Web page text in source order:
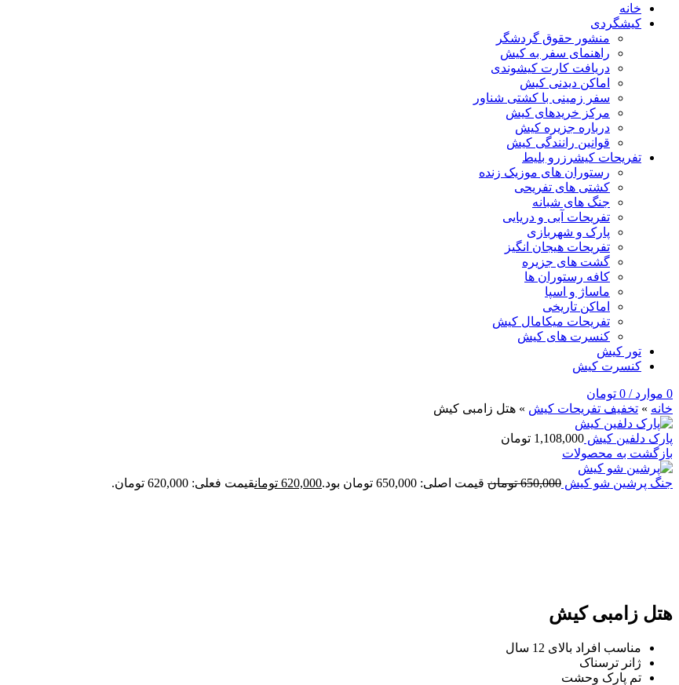
خانه
کیشگردی
منشور حقوق گردشگر
راهنمای سفر به کیش
دریافت کارت کیشوندی
اماکن دیدنی کیش
سفر زمینی با کشتی شناور
مرکز خریدهای کیش
درباره جزیره کیش
قوانین رانندگی کیش
تفریحات کیشرزرو بلیط
رستوران های موزیک زنده
کشتی های تفریحی
جنگ های شبانه
تفریحات آبی و دریایی
پارک و شهربازی
تفریحات هیجان انگیز
گشت های جزیره
کافه رستوران ها
ماساژ و اسپا
اماکن تاریخی
تفریحات میکامال کیش
کنسرت های کیش
تور کیش
کنسرت کیش
0 موارد /
0 تومان
خانه » تخفيف تفريحات کيش » هتل زامبی کیش
پارک دلفین کیش 1,108,000 تومان
بازگشت به محصولات
جنگ پرشین شو کیش 650,000 تومان قیمت اصلی: 650,000 تومان بود. 620,000 تومانقیمت فعلی: 620,000 تومان.
هتل زامبی کیش
مناسب افراد بالای 12 سال
ژانر ترسناک
تم پارک وحشت